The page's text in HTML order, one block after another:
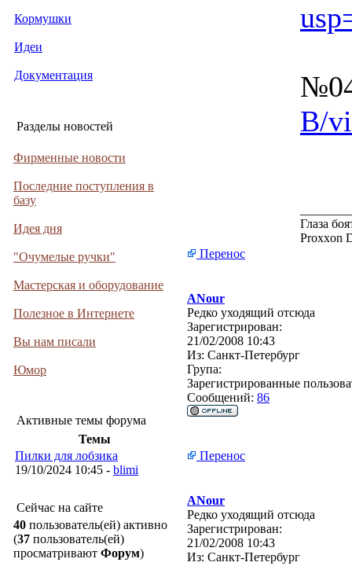
Кормушки
Идеи
Документация
Разделы новостей
Фирменные новости
Последние поступления в
базу
Идея дня
"Очумелые ручки"
Мастерская и оборудование
Полезное в Интернете
Вы нам писали
Юмор
Активные темы форума
Темы
Пилки для лобзика
19/10/2024 10:45 - blimi
Сейчас на сайте
40 пользователь(ей) активно
(37 пользователь(ей)
просматривают Форум)
B/
Глаза
Proxxon
Перенос
ANour
Редко уходящий отсюда
Зарегистрирован:
21/02/2008 10:43
Из: Санкт-Петербург
Група:
Зарегистрированные
Сообщений: 86
Перенос
ANour
Редко уходящий отсюда
Зарегистрирован:
21/02/2008 10:43
Из: Санкт-Петербург